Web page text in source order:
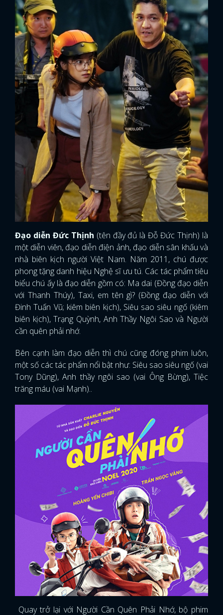
Đạo diễn Đức Thịnh (tên đầy đủ là Đỗ Đức Thịnh) là
một diễn viên, đạo diễn điện ảnh, đạo diễn sân khấu và
nhà biên kịch người Việt Nam. Năm 2011, chú được
phong tặng danh hiệu Nghệ sĩ ưu tú. Các tác phẩm tiêu
biểu chú ấy là đạo diễn gồm có: Ma dai (Đồng đạo diễn
với Thanh Thúy), Taxi, em tên gì? (Đồng đạo diễn với
Đinh Tuấn Vũ; kiêm biên kịch), Siêu sao siêu ngố (kiêm
biên kịch), Trạng Quỳnh, Anh Thầy Ngôi Sao và Người
cần quên phải nhớ.
Bên cạnh làm đạo diễn thì chú cũng đóng phim luôn,
một số các tác phẩm nổi bật như: Siêu sao siêu ngố (vai
Tony Dũng), Anh thầy ngôi sao (vai Ông Bừng), Tiệc
trăng máu (vai Mạnh)..
Quay trở lại với Người Cần Quên Phải Nhớ, bộ phim